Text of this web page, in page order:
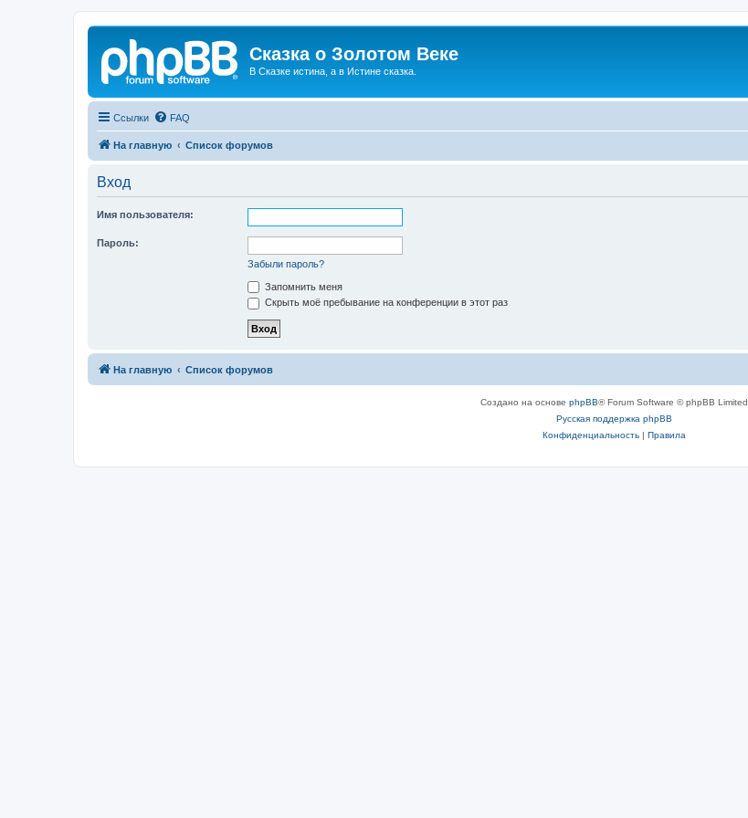
Сказка о Золотом Веке
В Сказке истина, а в Истине сказка.
Ссылки FAQ
На главную Список форумов
Вход
Имя пользователя:
Пароль:
Забыли пароль?
Запомнить меня
Скрыть моё пребывание на конференции в этот раз
На главную Список форумов
Создано на основе phpBB® Forum Software © phpBB Limited
Русская поддержка phpBB
Конфиденциальность| Правила